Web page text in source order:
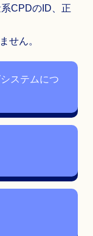
CPDのID、正
せん。
ステムにつ